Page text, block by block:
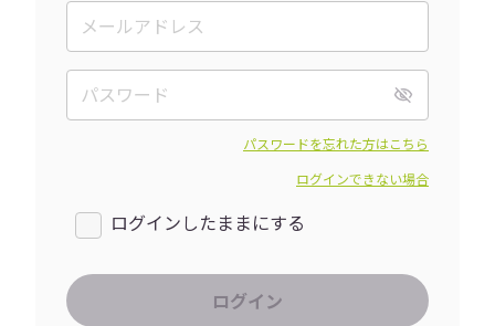
パスワードを忘れた方はこちら
ログインできない場合
ログインしたままにする